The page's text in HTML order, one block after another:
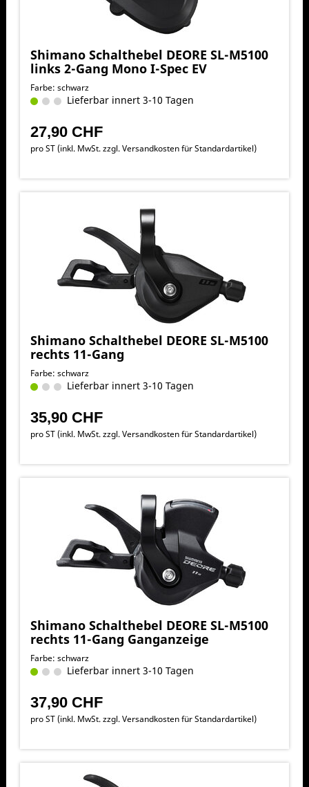
Shimano Schalthebel DEORE SL-M5100
links 2-Gang Mono I-Spec EV
Farbe: schwarz
Lieferbar innert 3-10 Tagen
27,90 CHF
pro ST (inkl. MwSt. zzgl.Versandkosten für Standardartikel)
Shimano Schalthebel DEORE SL-M5100
rechts 11-Gang
Farbe: schwarz
Lieferbar innert 3-10 Tagen
35,90 CHF
pro ST (inkl. MwSt. zzgl.Versandkosten für Standardartikel)
Shimano Schalthebel DEORE SL-M5100
rechts 11-Gang Ganganzeige
Farbe: schwarz
Lieferbar innert 3-10 Tagen
37,90 CHF
pro ST (inkl. MwSt. zzgl.Versandkosten für Standardartikel)